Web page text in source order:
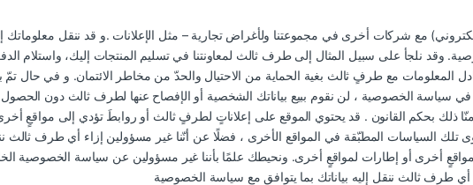
مع شركات أخرى في مجموعتنا ولأغراض تجارية – مثل الإعلانات .و قد ننقل
وقد نلجأ على سبيل المثال إلى طرف ثالث لمعاونتنا في تسليم المنتجات إليك، واستلام
المعلومات مع طرفٍ ثالث بغية الحماية من الاحتيال والحدّ من مخاطر الائتمان. و في حال تمّ
سياسة الخصوصية ، لن نقوم ببيع بياناتك الشخصية أو الإفصاح عنها لطرف ثالث دون
بحكم القانون . قد يحتوي الموقع على إعلاناتٍ لطرفٍ ثالث أو روابطَ تؤدي إلى مواقعٍ
السياسات المطبّقة في المواقع الأخرى ، فضلًا عن أنّنا غير مسؤولين إزاء أي طرف ثالث
أخرى أو إطارات لمواقعٍ أخرى. ونحيطك علمًا بأننا غير مسؤولين عن سياسة الخصوصية